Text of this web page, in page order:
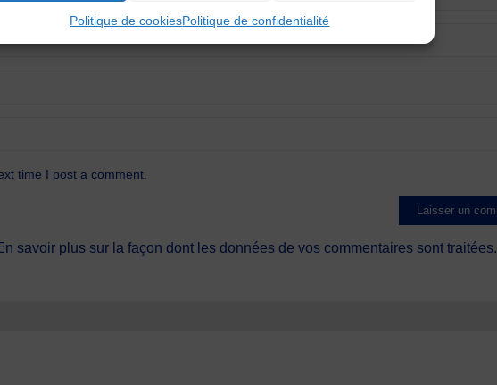
Politique de cookiesPolitique de confidentialité
time I post a comment.
savoir plus sur la façon dont les données de vos commentaires sont traitées.